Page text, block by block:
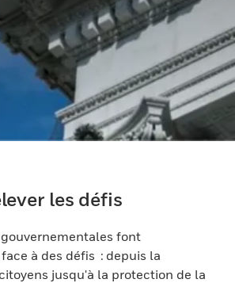
les défis
font
à des défis : depuis la
jusqu'à la protection de la